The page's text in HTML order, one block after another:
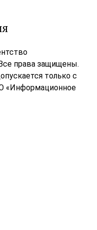
права защищены.
только с
«Информационное